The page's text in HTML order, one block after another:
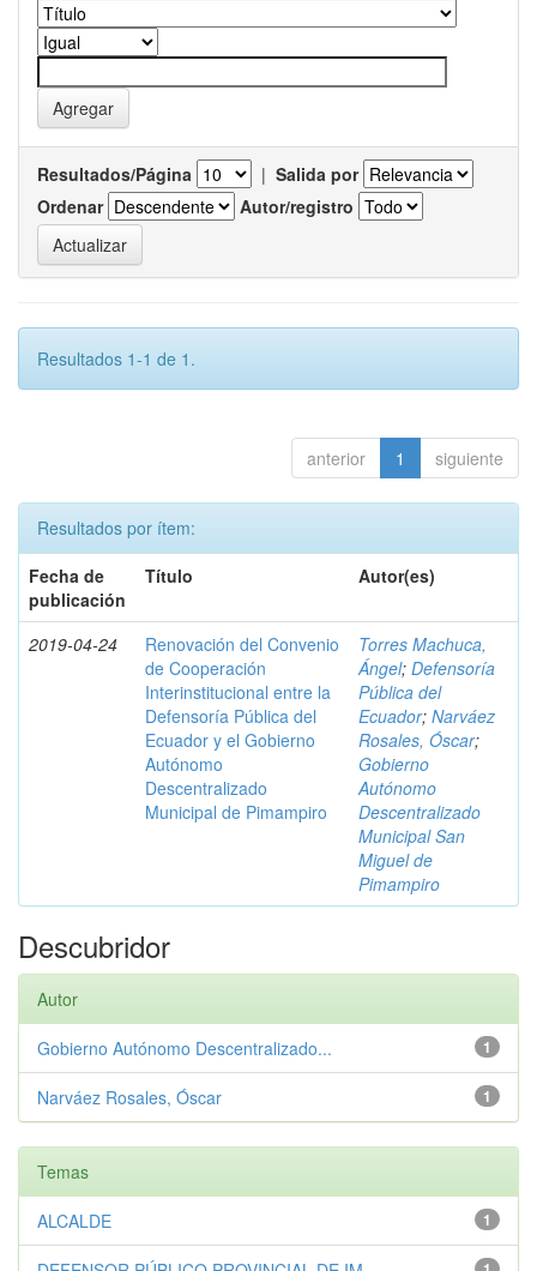
Resultados/Página | Salida por
Ordenar
Autor/registro
Resultados 1-1 de 1.
anterior 1 siguiente
Resultados por ítem:
Fecha de
publicación
Título Autor(es)
2019-04-24
Renovación del Convenio
de Cooperación
Interinstitucional entre la
Defensoría Pública del
Ecuador y el Gobierno
Autónomo
Descentralizado
Municipal de Pimampiro
Torres Machuca,
Ángel; Defensoría
Pública del
Ecuador; Narváez
Rosales, Óscar;
Gobierno
Autónomo
Descentralizado
Municipal San
Miguel de
Pimampiro
Descubridor
Autor
1
Gobierno Autónomo Descentralizado...
1
Narváez Rosales, Óscar
Temas
1
ALCALDE